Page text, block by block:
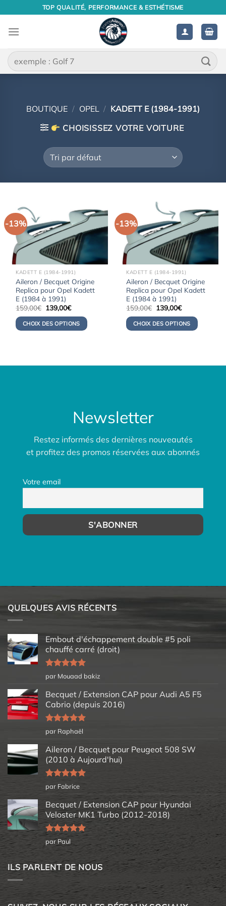
contenu
TOP QUALITÉ, PERFORMANCE & ESTHÉTISME
Recherche
pour :
BOUTIQUE / OPEL / KADETT E (1984-1991)
CHOISISSEZ VOTRE VOITURE
-13%
KADETT E (1984-1991)
Aileron / Becquet Origine
Replica pour Opel Kadett
E (1984 à 1991)
159,00€ Le
initial
était :
159,00€.
139,00€Le
actuel
est :
139,00€.
CHOIX DES OPTIONS
-13%
KADETT E (1984-1991)
Aileron / Becquet Origine
Replica pour Opel Kadett
E (1984 à 1991)
159,00€ Le
initial
était :
159,00€.
139,00€Le
actuel
est :
139,00€.
CHOIX DES OPTIONS
Newsletter
Restez informés des dernières nouveautés
et profitez des promos réservées aux abonnés
Votre email
QUELQUES AVIS RÉCENTS
Embout d'échappement double #5 poli
chauffé carré (droit)
Note5sur
5
par Mouaad bakiz
Becquet / Extension CAP pour Audi A5 F5
Cabrio (depuis 2016)
Note5sur
5
par Raphaël
Aileron / Becquet pour Peugeot 508 SW
(2010 à Aujourd'hui)
Note5sur
5
par Fabrice
Becquet / Extension CAP pour Hyundai
Veloster MK1 Turbo (2012-2018)
Note5sur
5
par Paul
ILS PARLENT DE NOUS